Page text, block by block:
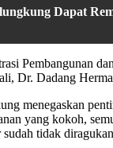
Dapat
Pembangunan
Dr. Dadang
menegaskan
yang kokoh,
tidak